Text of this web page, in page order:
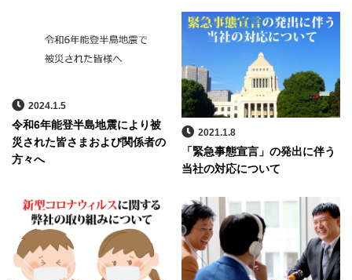
2024.1.5
令和6年能登半島地震により被
災された皆さまおよび関係者の
方々へ
2021.1.8
「緊急事態宣言」の発出に伴う
当社の対応について